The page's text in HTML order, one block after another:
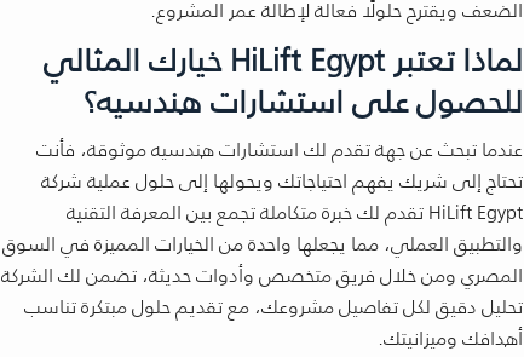
الضعف ويقترح حلولًا فعالة لإطالة عمر المشروع.
لماذا تعتبر HiLift Egypt خيارك المثالي
للحصول على استشارات هندسيه؟
عندما تبحث عن جهة تقدم لك استشارات هندسيه موثوقة، فأنت
تحتاج إلى شريك يفهم احتياجاتك ويحولها إلى حلول عملية شركة
HiLift Egypt تقدم لك خبرة متكاملة تجمع بين المعرفة التقنية
والتطبيق العملي، مما يجعلها واحدة من الخيارات المميزة في السوق
المصري ومن خلال فريق متخصص وأدوات حديثة، تضمن لك الشركة
تحليل دقيق لكل تفاصيل مشروعك، مع تقديم حلول مبتكرة تناسب
أهدافك وميزانيتك.